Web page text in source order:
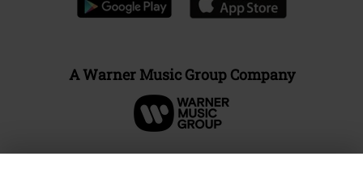
A Warner Music Group Company